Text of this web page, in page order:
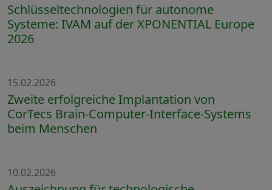
Schlüsseltechnologien für autonome
Systeme: IVAM auf der XPONENTIAL Europe
2026
15.02.2026
Zweite erfolgreiche Implantation von
CorTecs Brain-Computer-Interface-Systems
beim Menschen
10.02.2026